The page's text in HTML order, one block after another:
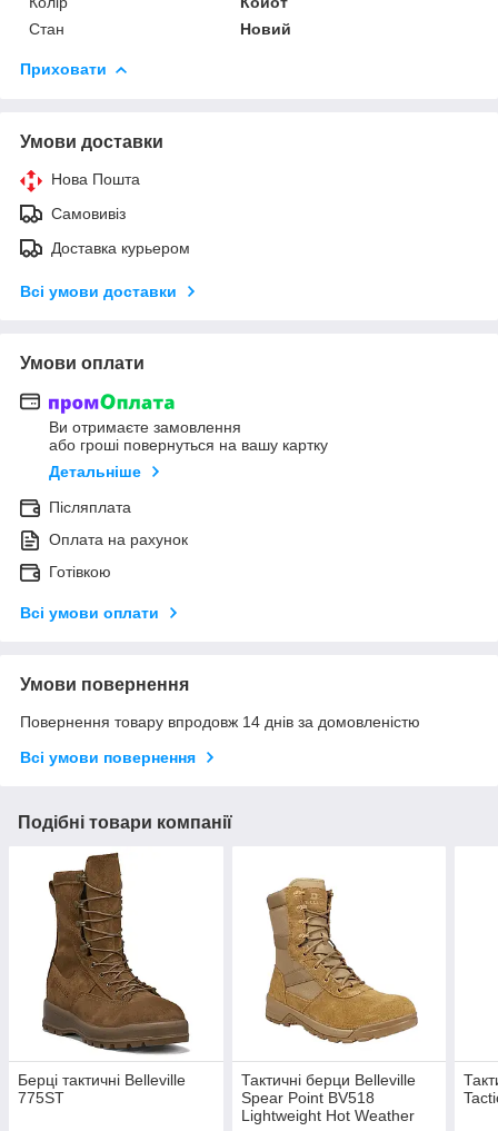
Стан
Новий
Приховати
Умови доставки
Нова Пошта
Самовивіз
Доставка курьером
Всі умови доставки
Умови оплати
Ви отримаєте замовлення
або гроші повернуться на вашу картку
Детальніше
Післяплата
Оплата на рахунок
Готівкою
Всі умови оплати
Умови повернення
Повернення товару впродовж 14 днів за домовленістю
Всі умови повернення
Подібні товари компанії
Берці тактичні Belleville
775ST
Тактичні берци Belleville
Spear Point BV518
Lightweight Hot Weather